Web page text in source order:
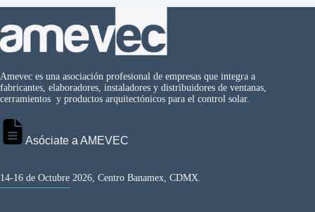
Amevec es una asociación profesional de empresas que integra a
fabricantes, elaboradores, instaladores y distribuidores de ventanas,
cerramientos y productos arquitectónicos para el control solar.
Asóciate a AMEVEC
14-16 de Octubre 2026, Centro Banamex, CDMX.